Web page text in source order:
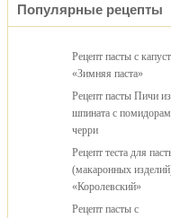
Популярные рецепты
Рецепт пасты с
«Зимняя паста»
Рецепт пасты Пичи из
шпината с
черри
Рецепт теста для
(макаронных
«Королевский»
Рецепт пасты с